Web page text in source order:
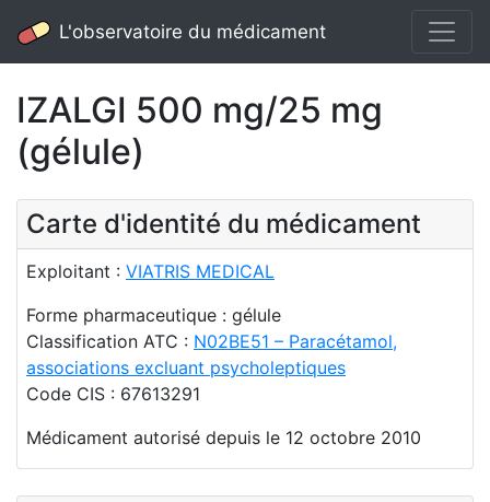
L'observatoire du médicament
IZALGI 500 mg/25 mg
(gélule)
Carte d'identité du médicament
Exploitant : VIATRIS MEDICAL
Forme pharmaceutique : gélule
Classification ATC : N02BE51 – Paracétamol,
associations excluant psycholeptiques
Code CIS : 67613291
Médicament autorisé depuis le 12 octobre 2010